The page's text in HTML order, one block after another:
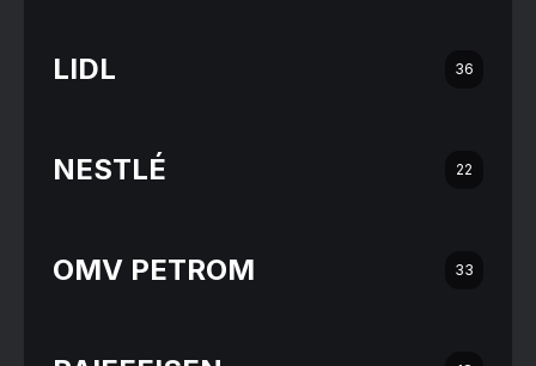
LIDL 36
NESTLÉ 22
OMV PETROM 33